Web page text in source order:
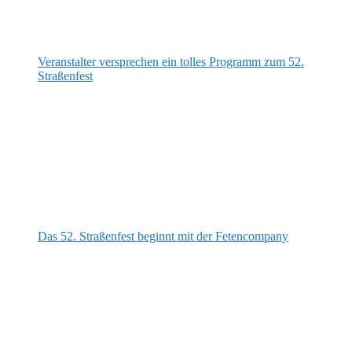
Veranstalter versprechen ein tolles Programm zum 52.
Straßenfest
Das 52. Straßenfest beginnt mit der Fetencompany